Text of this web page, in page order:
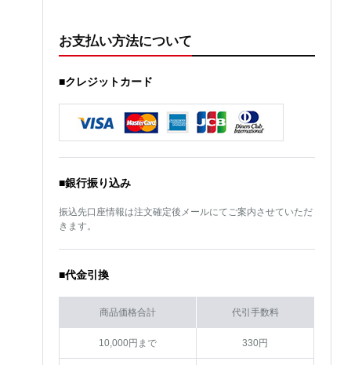
お支払い方法について
■クレジットカード
■銀行振り込み
振込先口座情報は注文確定後メールにてご案内させていただ
きます。
■代金引換
商品価格合計 代引手数料
10,000円まで 330円